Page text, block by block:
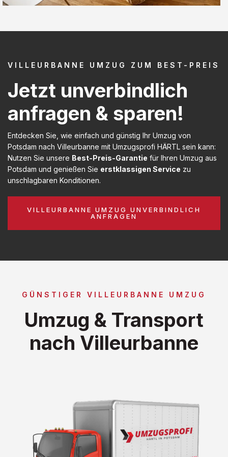
VILLEURBANNE UMZUG ZUM BEST-PREIS
Jetzt unverbindlich
anfragen & sparen!
Entdecken Sie, wie einfach und günstig Ihr Umzug von
Potsdam nach Villeurbanne mit Umzugsprofi HÄRTL sein kann:
Nutzen Sie unsere Best-Preis-Garantie für Ihren Umzug aus
Potsdam und genießen Sie erstklassigen Service zu
unschlagbaren Konditionen.
VILLEURBANNE UMZUG UNVERBINDLICH
ANFRAGEN
GÜNSTIGER VILLEURBANNE UMZUG
Umzug & Transport
nach Villeurbanne